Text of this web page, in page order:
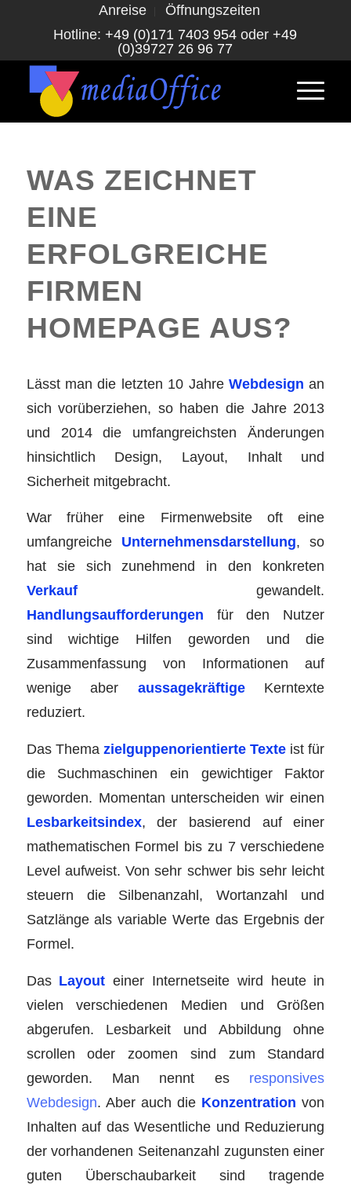
Anreise
Öffnungszeiten
Hotline:+49 (0)171 7403 954 oder+49
(0)39727 26 96 77
WAS ZEICHNET
EINE
ERFOLGREICHE
FIRMEN
HOMEPAGE AUS?
Lässt man die letzten 10 Jahre Webdesign an
sich vorüberziehen, so haben die Jahre 2013
und 2014 die umfangreichsten Änderungen
hinsichtlich Design, Layout, Inhalt und
Sicherheit mitgebracht.
War früher eine Firmenwebsite oft eine
umfangreiche Unternehmensdarstellung, so
hat sie sich zunehmend in den konkreten
Verkaufgewandelt.
Handlungsaufforderungen für den Nutzer
sind wichtige Hilfen geworden und die
Zusammenfassung von Informationen auf
wenige aber aussagekräftigeKerntexte
reduziert.
Das Thema zielguppenorientierte Texte ist für
die Suchmaschinen ein gewichtiger Faktor
geworden. Momentan unterscheiden wir einen
Lesbarkeitsindex, der basierend auf einer
mathematischen Formel bis zu 7 verschiedene
Level aufweist. Von sehr schwer bis sehr leicht
steuern die Silbenanzahl, Wortanzahl und
Satzlänge als variable Werte das Ergebnis der
Formel.
Das Layout einer Internetseite wird heute in
vielen verschiedenen Medien und Größen
abgerufen. Lesbarkeit und Abbildung ohne
scrollen oder zoomen sind zum Standard
geworden. Man nennt es responsives
Webdesign. Aber auch die Konzentration von
Inhalten auf das Wesentliche und Reduzierung
der vorhandenen Seitenanzahl zugunsten einer
guten Überschaubarkeit sind tragende